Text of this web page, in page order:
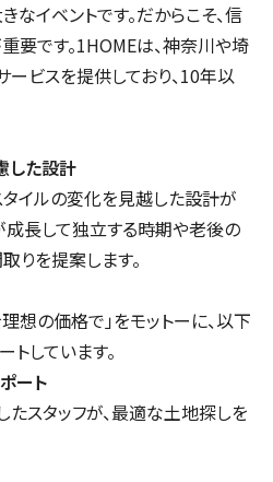
イベントです。だからこそ、信
要です。1HOMEは、神奈川や埼
ビスを提供しており、10年以
した設計
イルの変化を見越した設計が
成長して独立する時期や老後の
りを提案します。
想の価格で」をモットーに、以下
しています。
ート
スタッフが、最適な土地探しを